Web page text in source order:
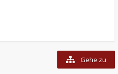
Gehe zu